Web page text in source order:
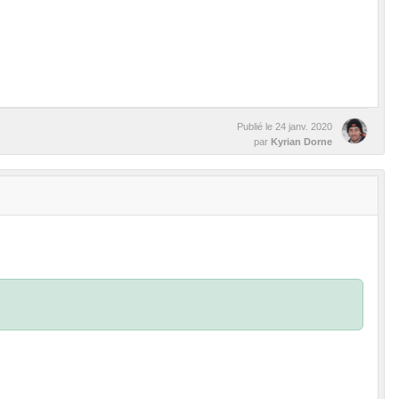
Publié le 24 janv. 2020
par Kyrian Dorne